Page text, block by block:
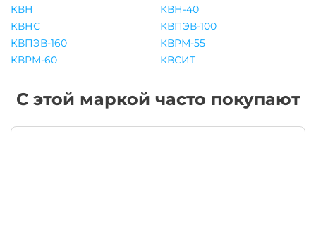
КВН
КВН-40
КВНС
КВПЭВ-100
КВПЭВ-160
КВРМ-55
КВРМ-60
КВСИТ
С этой маркой часто покупают